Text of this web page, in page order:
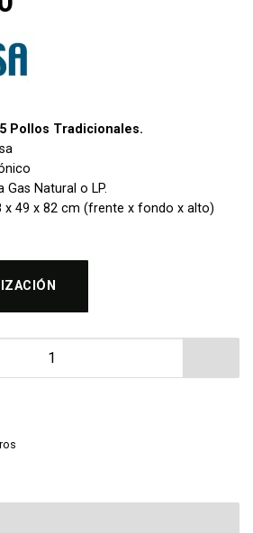
Pollos Tradicionales.
Gas Natural o LP.
x 49 x 82 cm (frente x fondo x alto)
12-15 Pollos Migsa WE31